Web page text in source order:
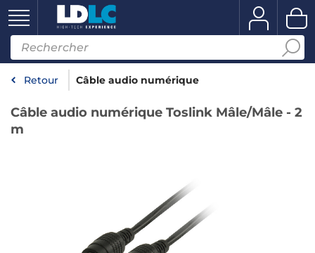
Retour Câble audio numérique
Câble audio numérique Toslink Mâle/Mâle - 2
m